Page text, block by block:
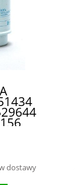
dostawy